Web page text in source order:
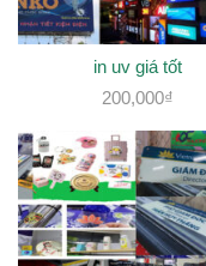
in uv giá tốt
200,000₫